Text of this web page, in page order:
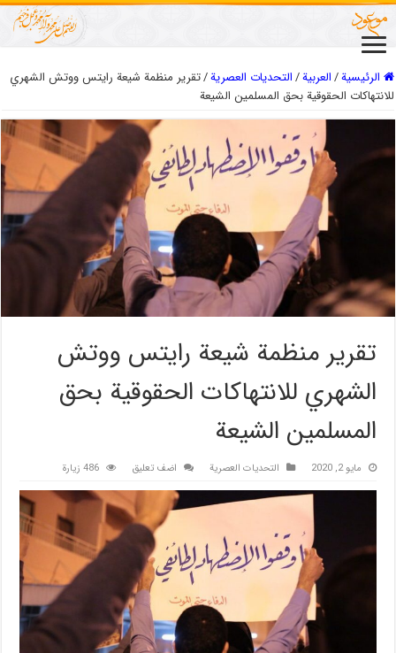
الرئيسية/العربیة/التحديات العصرية/تقرير منظمة شيعة رايتس ووتش الشهري
للانتهاكات الحقوقية بحق المسلمين الشيعة
تقرير منظمة شيعة رايتس ووتش
الشهري للانتهاكات الحقوقية بحق
المسلمين الشيعة
مايو 2, 2020 التحديات العصرية اضف تعليق 486 زيارة